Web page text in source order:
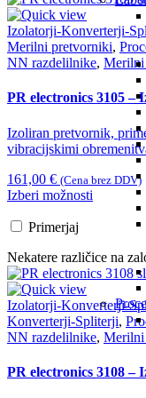
Izolatorji-Konverterji-
Merilni pretvorniki,
NN razdelilnike, Merilni
PR electronics 3105
Izoliran pretvornik,
vibracijskimi
161,00 € (Cena brez DDV)
Izberi možnosti
Primerjaj
Nekatere različice na
Izolatorji-Konverterji-
Konverterji-Spliterji,
NN razdelilnike,
PR electronics 3108